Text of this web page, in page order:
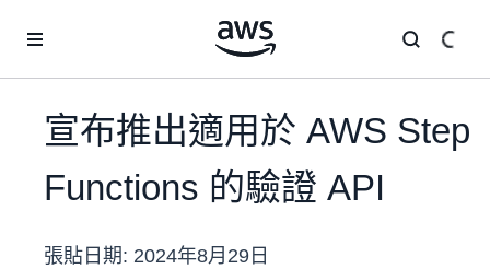
宣布推出適用於 AWS Step
Functions 的驗證 API
張貼日期: 2024年8月29日